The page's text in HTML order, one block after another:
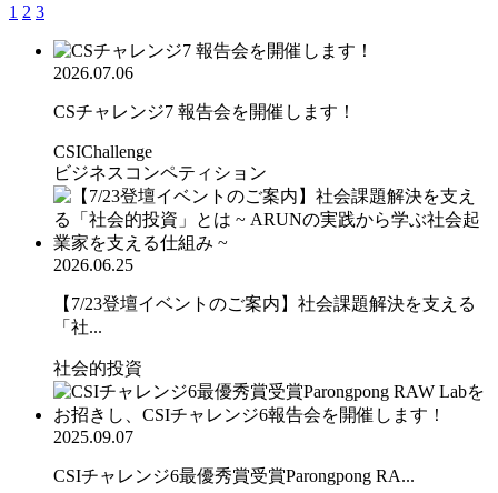
1 2 3
2026.07.06
CSチャレンジ7 報告会を開催します！
CSIChallenge
ビジネスコンペティション
2026.06.25
【7/23登壇イベントのご案内】社会課題解決を支える
「社...
社会的投資
2025.09.07
CSIチャレンジ6最優秀賞受賞Parongpong RA...